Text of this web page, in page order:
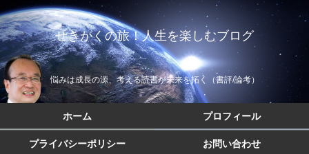
せきがくの旅！人生を楽しむブログ
悩みは成長の源、考える読書が未来を拓く（書評/論考）
ホーム プロフィール
プライバシーポリシー お問い合わせ